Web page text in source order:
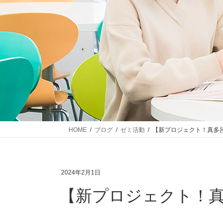
HOME ブログ ゼミ活動 【新プロジェクト！真多
2024年2月1日
【新プロジェクト！